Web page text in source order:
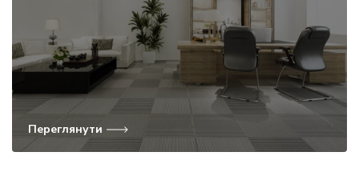
Переглянути